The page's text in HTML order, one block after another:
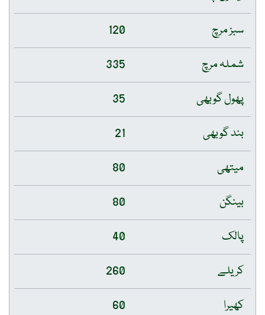
سبز مرچ
120
شملہ مرچ
335
پھول گوبھی
35
بند گوبھی
21
میتھی
80
بینگن
80
پالک
40
کریلے
260
کھیرا
60